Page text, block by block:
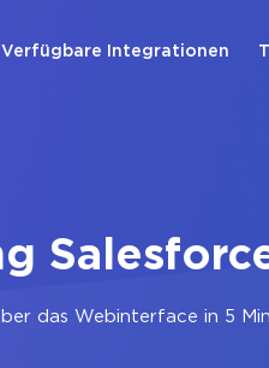
Verfügbare Integrationen
das Webinterface in 5